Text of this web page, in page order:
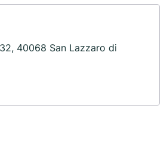
40068 San Lazzaro di